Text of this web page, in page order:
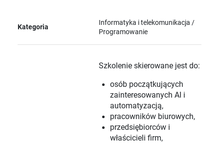
Kategoria
Informatyka i telekomunikacja /
Programowanie
Szkolenie skierowane jest do:
osób początkujących
zainteresowanych AI i
automatyzacją,
pracowników biurowych,
przedsiębiorców i
właścicieli firm,